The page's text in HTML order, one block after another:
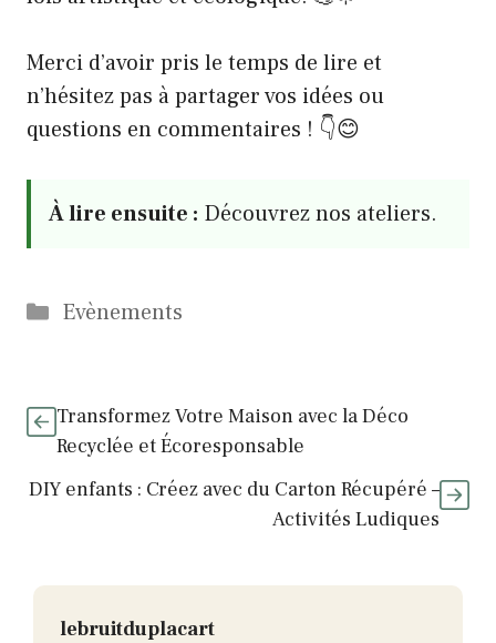
Merci d’avoir pris le temps de lire et
n’hésitez pas à partager vos idées ou
questions en commentaires ! 👇😊
À lire ensuite : Découvrez nos ateliers.
Catégories
Evènements
Transformez Votre Maison avec la Déco
Recyclée et Écoresponsable
DIY enfants : Créez avec du Carton Récupéré –
Activités Ludiques
lebruitduplacart